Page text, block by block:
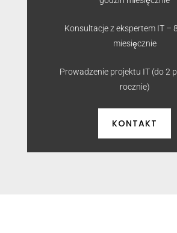
Konsultacje z ekspertem IT –
miesięcznie
Prowadzenie projektu IT (do 2
rocznie)
KONTAKT